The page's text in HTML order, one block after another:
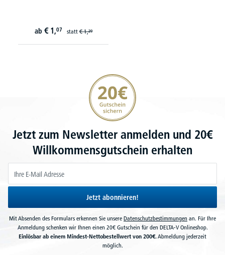
ab € 1,07 statt€ 1,29
20€ Gutschein sichern
Jetzt zum Newsletter anmelden und 20€
Willkommensgutschein erhalten
Jetzt abonnieren!
Mit Absenden des Formulars erkennen Sie unsere Datenschutzbestimmungen an. Für Ihre
Anmeldung schenken wir Ihnen einen 20€ Gutschein für den DELTA-V Onlineshop.
Einlösbar ab einem Mindest-Nettobestellwert von 200€.Abmeldung jederzeit
möglich.